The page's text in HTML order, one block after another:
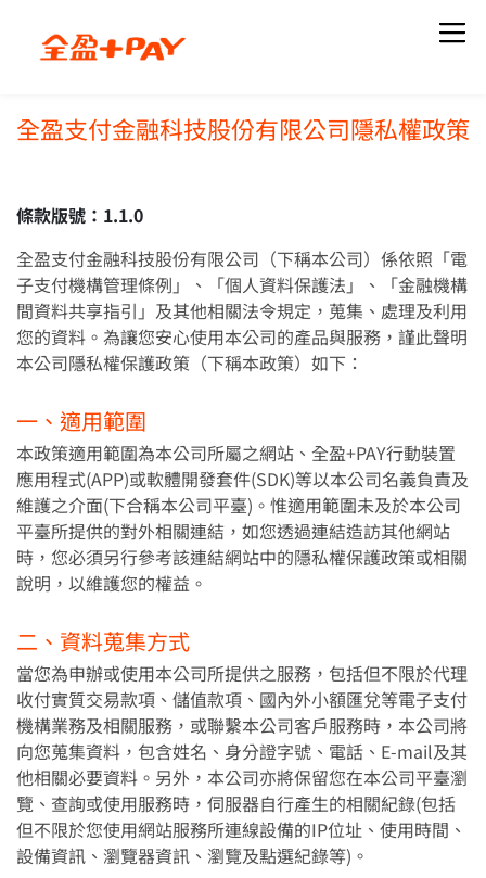
品牌簡介
下載全盈+PAY
最新活動
當月活動
歷史活動
最新公告
全部公告
權益公告
活動消息
媒體報導
註冊
支付
儲值
點數
提領
商業收款
繳費
減碳贏家
優惠券
會員
全盈支付金融科技股份有限公司隱私權政策
條款版號：1.1.0
全盈支付金融科技股份有限公司（下稱本公司）係依照「電
子支付機構管理條例」、「個人資料保護法」、「金融機構
間資料共享指引」及其他相關法令規定，蒐集、處理及利用
您的資料。為讓您安心使用本公司的產品與服務，謹此聲明
本公司隱私權保護政策（下稱本政策）如下：
一、適用範圍
本政策適用範圍為本公司所屬之網站、全盈+PAY行動裝置
應用程式(APP)或軟體開發套件(SDK)等以本公司名義負責及
維護之介面(下合稱本公司平臺)。惟適用範圍未及於本公司
平臺所提供的對外相關連結，如您透過連結造訪其他網站
時，您必須另行參考該連結網站中的隱私權保護政策或相關
說明，以維護您的權益。
二、資料蒐集方式
當您為申辦或使用本公司所提供之服務，包括但不限於代理
收付實質交易款項、儲值款項、國內外小額匯兌等電子支付
機構業務及相關服務，或聯繫本公司客戶服務時，本公司將
向您蒐集資料，包含姓名、身分證字號、電話、E-mail及其
他相關必要資料。另外，本公司亦將保留您在本公司平臺瀏
覽、查詢或使用服務時，伺服器自行產生的相關紀錄(包括
但不限於您使用網站服務所連線設備的IP位址、使用時間、
設備資訊、瀏覽器資訊、瀏覽及點選紀錄等)。